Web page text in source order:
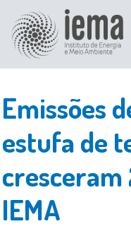
Emissões
estufa de
cresceram
IEMA